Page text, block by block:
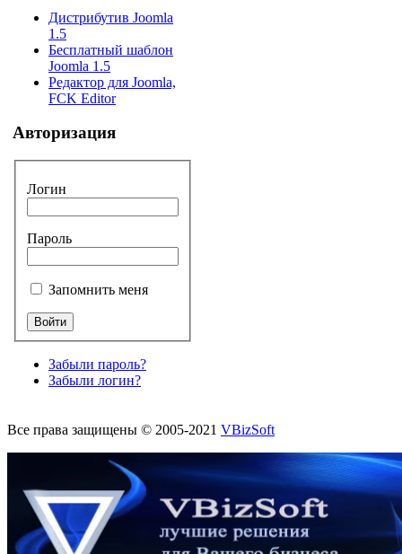
Дистрибутив Joomla
1.5
Бесплатный шаблон
Joomla 1.5
Редактор для Joomla,
FCK Editor
Авторизация
Логин
Пароль
Запомнить меня
Забыли пароль?
Забыли логин?
Все права защищены © 2005-2021 VBizSoft